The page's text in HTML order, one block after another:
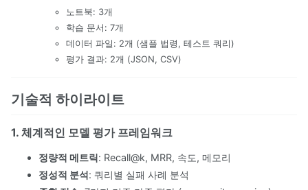
노트북: 3개
학습 문서: 7개
데이터 파일: 2개 (샘플 법령, 테스트 쿼리)
평가 결과: 2개 (JSON, CSV)
기술적 하이라이트
1. 체계적인 모델 평가 프레임워크
정량적 메트릭: Recall@k, MRR, 속도, 메모리
정성적 분석: 쿼리별 실패 사례 분석